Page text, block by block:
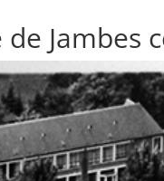
Jambes